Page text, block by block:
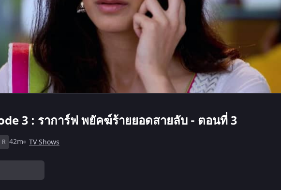
3 : ราการ์ฟ พยัคฆ์ร้ายยอดสายลับ - ตอนที่ 3
R 42m TV Shows